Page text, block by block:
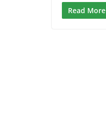
Read More